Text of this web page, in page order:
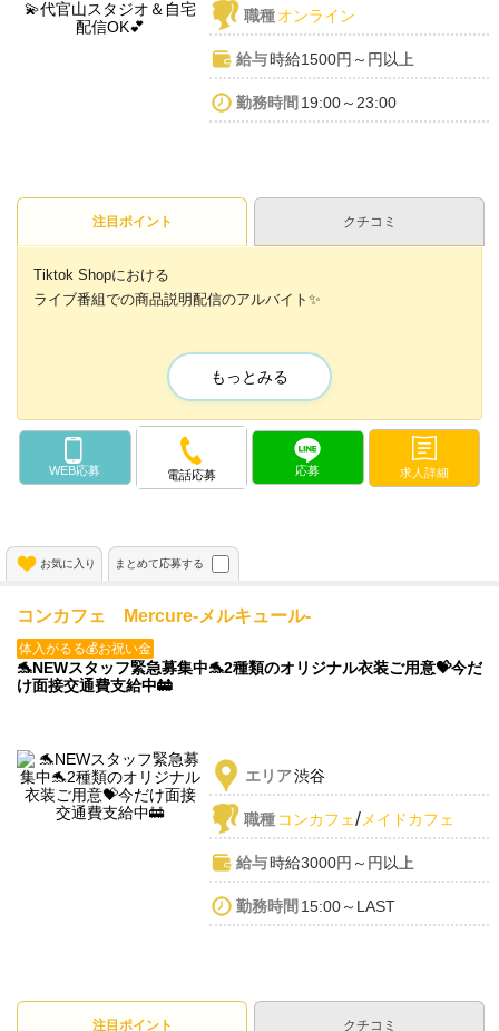
職種オンライン
給与時給1500円～円以上
勤務時間 19:00～23:00
注目ポイント クチコミ
Tiktok Shopにおける
ライブ番組での商品説明配信のアルバイト✨
未経験からでも大丈夫で
💕インフルエンサー経験がある方は条件UP💕
インフルエンサーになるお手伝いもできるので
興味がある方にはピッタリ📱💫
もっとみる
WEB応募 電話応募 応募 求人詳細
お気に入り まとめて応募する
コンカフェ Mercure-メルキュール-
体入がるる💰お祝い金
🐬NEWスタッフ緊急募集中🐬2種類のオリジナル衣装ご用意💝今だ
け面接交通費支給中🚋
エリア渋谷
職種 コンカフェ/ メイドカフェ
給与時給3000円～円以上
勤務時間 15:00～LAST
注目ポイント クチコミ